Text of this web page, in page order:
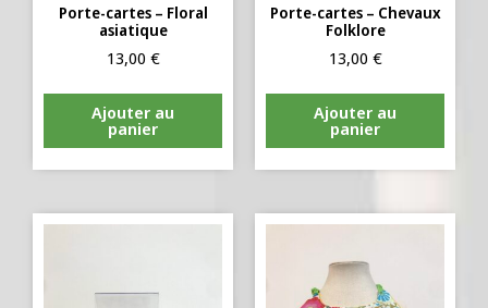
Porte-cartes – Floral
asiatique
13,00 €
Ajouter au
panier
Porte-cartes – Chevaux
Folklore
13,00 €
Ajouter au
panier